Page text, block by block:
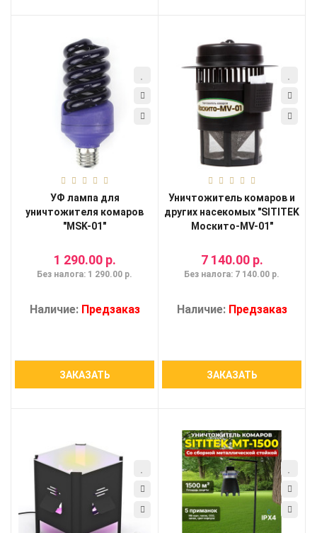
УФ лампа для
уничтожителя комаров
"MSK-01"
1 290.00 р.
Без налога: 1 290.00 р.
Наличие: Предзаказ
ЗАКАЗАТЬ
Уничтожитель комаров и
других насекомых "SITITEK
Москито-MV-01"
7 140.00 р.
Без налога: 7 140.00 р.
Наличие: Предзаказ
ЗАКАЗАТЬ